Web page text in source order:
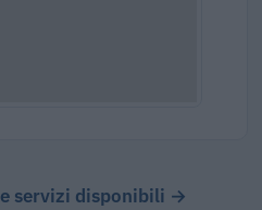
servizi disponibili →